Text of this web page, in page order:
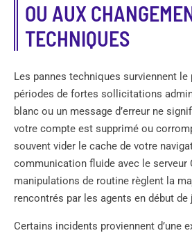
OU AUX
TECHNIQUES
Les pannes techniques surviennent
périodes de fortes sollicitations
blanc ou un message d’erreur ne
votre compte est supprimé ou
souvent vider le cache de votre
communication fluide avec le serveur
manipulations de routine règlent la
rencontrés par les agents en début de
Certains incidents proviennent d’une